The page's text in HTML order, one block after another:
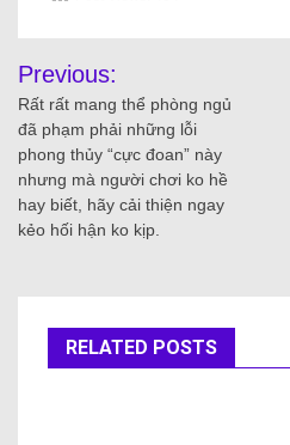
Previous:
Rất rất mang thể phòng ngủ
đã phạm phải những lỗi
phong thủy “cực đoan” này
nhưng mà người chơi ko hề
hay biết, hãy cải thiện ngay
kẻo hối hận ko kịp.
RELATED POSTS